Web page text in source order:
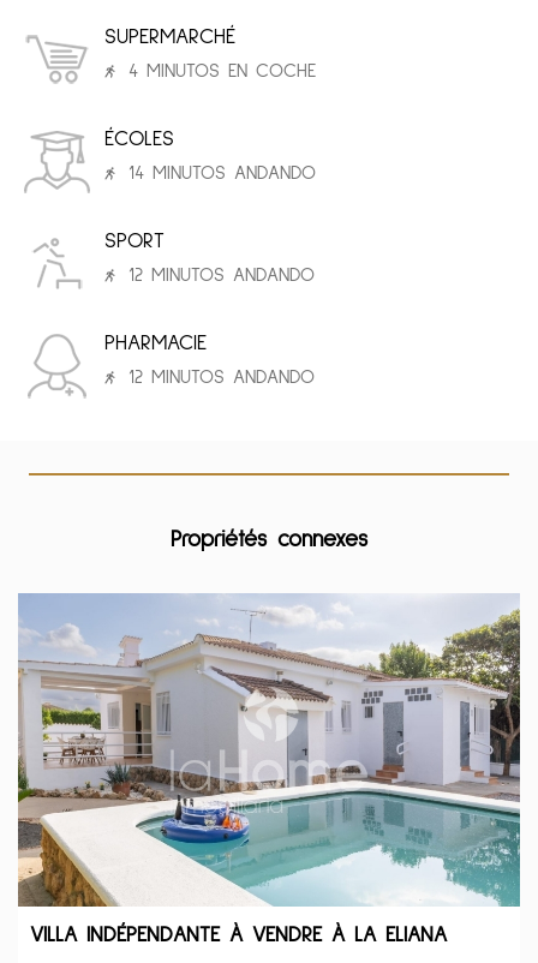
SUPERMARCHÉ
4 MINUTOS EN COCHE
ÉCOLES
14 MINUTOS ANDANDO
SPORT
12 MINUTOS ANDANDO
PHARMACIE
12 MINUTOS ANDANDO
Propriétés connexes
VILLA INDÉPENDANTE À VENDRE À LA ELIANA